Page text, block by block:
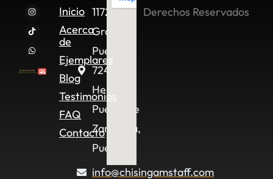
Inicio
Acerca
de
Ejemplares
Blog
Testimonios
FAQ
Contacto
11722,
Granjas
Puebla,
72490
Heroica
Puebla de
Zaragoza,
Pue.
info@chisingamstaff.com
Derechos Reservados